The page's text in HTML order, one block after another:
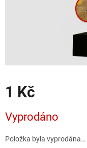
1 Kč
cena:
Vyprodáno
Položka byla vyprodána…